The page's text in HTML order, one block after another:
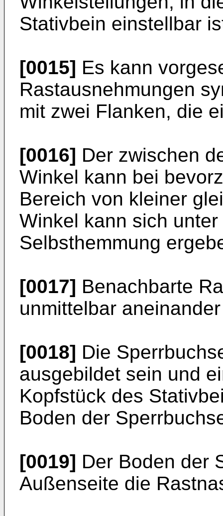
Stativbein einstellbar
[0015] Es kann
Rastausnehmungen
mit zwei Flanken, die
[0016] Der zwischen
Winkel kann bei
Bereich von kleiner
Winkel kann sich
Selbsthemmung
[0017] Benachbarte
unmittelbar
[0018] Die
ausgebildet sein und
Kopfstück des
Boden der
[0019] Der Boden der
Außenseite die